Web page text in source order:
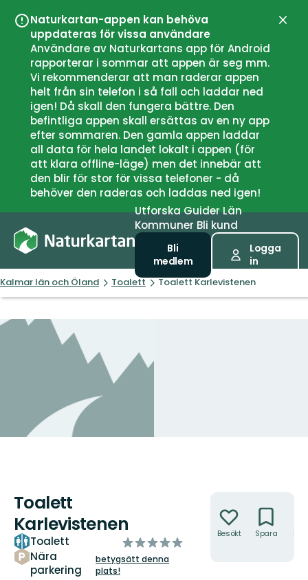
Naturkartan-appen kan behöva
uppdateras för vissa användare
Användare av Naturkartans app för Android
rapporterar i sommar att appen är seg mm.
Vi rekommenderar att man raderar appen
helt från sin telefon i så fall och laddar ned
igen! Då skall den fungera bättre. Den
befintliga appen skall ersättas av en ny app
efter sommaren. Den gamla appen laddar
all data för hela landet lokalt i appen (för
att klara offline-läge) men det innebär att
den blir för stor för vissa telefoner - då
behöver den raderas och laddas ned igen!
UtforskaGuiderLän
Kommuner Bli kund
Bli
medlem
Logga
in
Kalmar län och Öland Toalett Toalett Karlevistenen
Toalett
Karlevistenen
Toalett
Nära
parkering
av
5
stjärnor
betygsätt denna
plats!
Besökt Spara